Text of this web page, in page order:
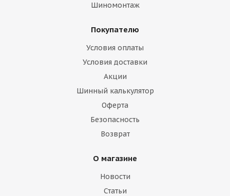
Шиномонтаж
Покупателю
Условия оплаты
Условия доставки
Акции
Шинный калькулятор
Оферта
Безопасность
Возврат
О магазине
Новости
Статьи